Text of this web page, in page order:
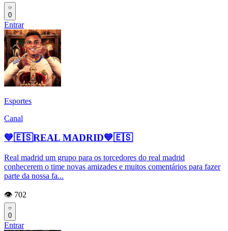
0
Entrar
Esportes
Canal
💙🇪🇸REAL MADRID💙🇪🇸
Real madrid um grupo para os torcedores do real madrid
conhecerem o time novas amizades e muitos comentários para fazer
parte da nossa fa...
👁️ 702
0
Entrar